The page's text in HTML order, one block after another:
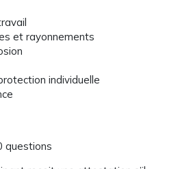
et rayonnements
individuelle
questions